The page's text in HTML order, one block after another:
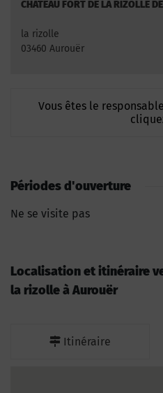
CHATEAU FORT DE LA RIZOLLE
la rizolle
03460 Aurouër
Vous êtes le
Périodes d'ouverture
Ne se visite pas
Localisation et itinéraire
la rizolle à Aurouër
Itinéraire